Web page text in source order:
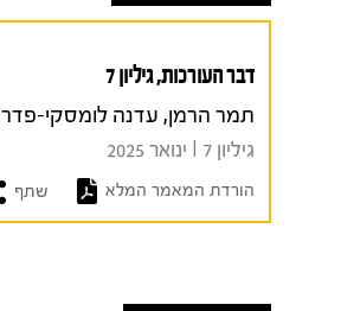
דבר העורכות, גיליון 7
תמר הרמן, עדנה לומסקי-פדר
גיליון 7 I ינואר 2025
הורדת המאמר המלא שתף